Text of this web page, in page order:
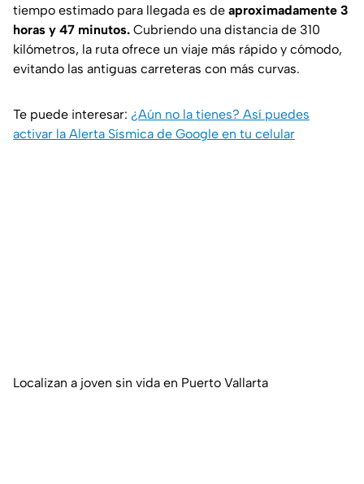
tiempo estimado para llegada es de aproximadamente 3
horas y 47 minutos. Cubriendo una distancia de 310
kilómetros, la ruta ofrece un viaje más rápido y cómodo,
evitando las antiguas carreteras con más curvas.
Te puede interesar: ¿Aún no la tienes? Así puedes
activar la Alerta Sísmica de Google en tu celular
Localizan a joven sin vida en Puerto Vallarta